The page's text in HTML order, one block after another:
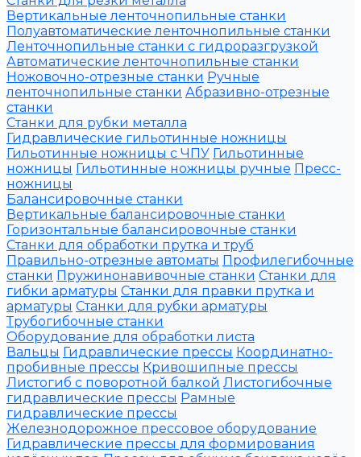
Вертикальные ленточнопильные станки
Полуавтоматические ленточнопильные станки
Ленточнопильные станки с гидроразгрузкой
Автоматические ленточнопильные станки
Ножовочно-отрезные станки Ручные
ленточнопильные станки Абразивно-отрезные
станки
Станки для рубки металла
Гидравлические гильотинные ножницы
Гильотинные ножницы с ЧПУ Гильотинные
ножницы Гильотинные ножницы ручные Пресс-
ножницы
Балансировочные станки
Вертикальные балансировочные станки
Горизонтальные балансировочные станки
Станки для обработки прутка и труб
Правильно-отрезные автоматы Профилегибочные
станки Пружинонавивочные станки Станки для
гибки арматуры Станки для правки прутка и
арматуры Станки для рубки арматуры
Трубогибочные станки
Оборудование для обработки листа
Вальцы Гидравлические прессы Координатно-
пробивные прессы Кривошипные прессы
Листогиб с поворотной балкой Листогибочные
гидравлические прессы Рамные
гидравлические прессы
Железнодорожное прессовое оборудование
Гидравлические прессы для формирования